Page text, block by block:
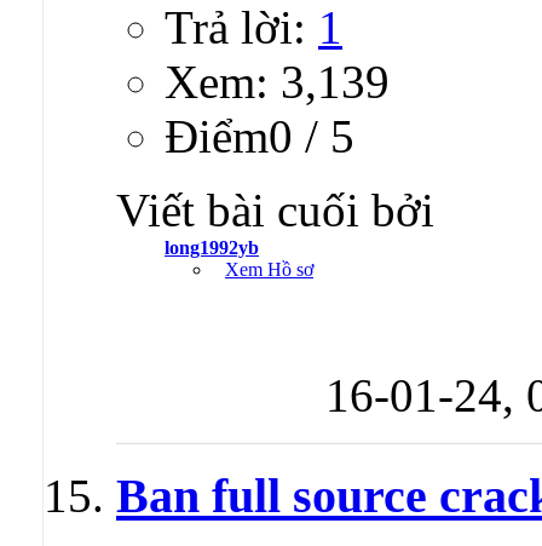
Trả lời: 1
Xem: 3,139
Ðiểm0 / 5
Viết bài cuối bởi
long1992yb
Xem Hồ sơ
16-01-24,
Ban full source